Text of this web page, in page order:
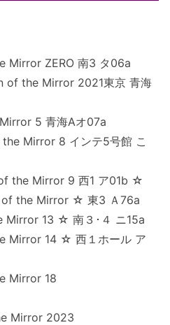
Mirror ZERO 南3 タ06a
the Mirror 2021東京 青海
5 青海Aオ07a
Mirror 8 インテ5号館 こ
the Mirror 9 西1 ア01b ☆
the Mirror ☆ 東3 Ａ76a
13 ☆ 南３･４ ニ15a
Mirror 14 ☆ 西１ホール ア
Mirror 18
Mirror 2023